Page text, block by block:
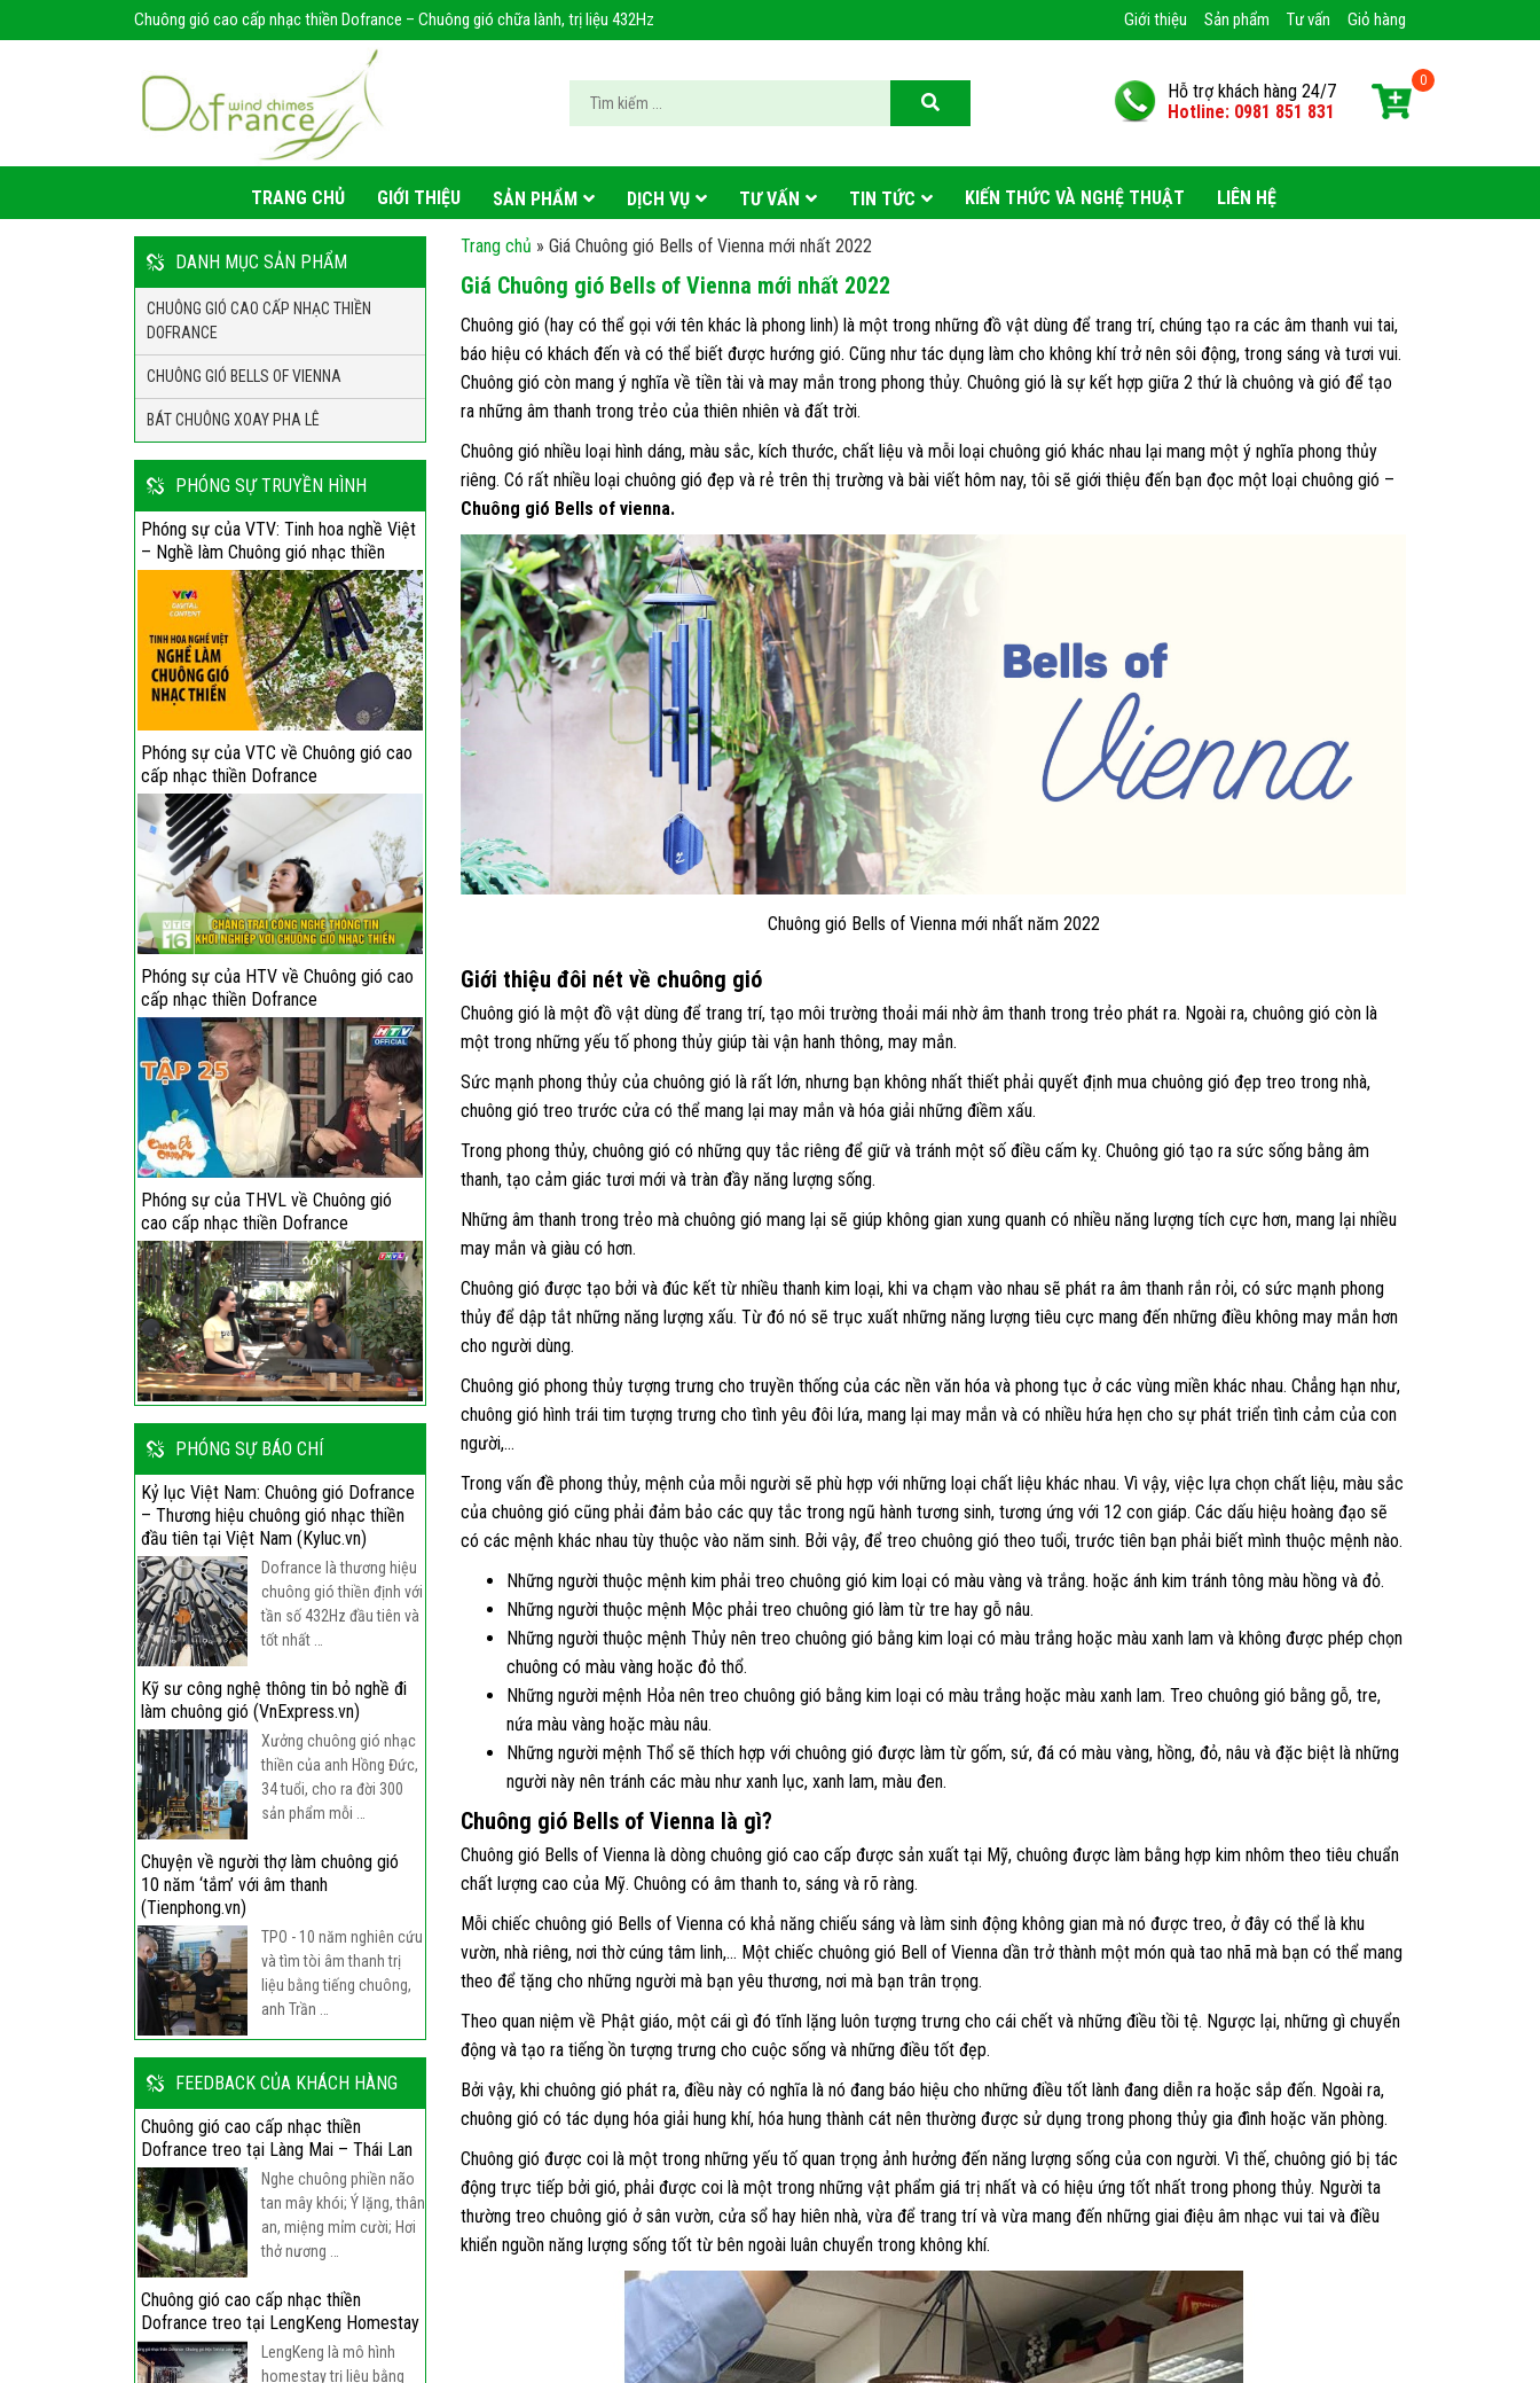
Chuông gió cao cấp nhạc thiền Dofrance – Chuông gió chữa lành, trị liệu 432Hz Giỏ hàng
Tư vấn
Sản phẩm
Giới thiệu
Hỗ trợ khách hàng 24/7
Hotline: 0981 851 831
TRANG CHỦ GIỚI THIỆU SẢN PHẨM DỊCH VỤ TƯ VẤN TIN TỨC KIẾN THỨC VÀ NGHỆ THUẬT LIÊN HỆ
DANH MỤC SẢN PHẨM
CHUÔNG GIÓ CAO CẤP NHẠC THIỀN
DOFRANCE
CHUÔNG GIÓ BELLS OF VIENNA
BÁT CHUÔNG XOAY PHA LÊ
PHÓNG SỰ TRUYỀN HÌNH
Phóng sự của VTV: Tinh hoa nghề Việt
– Nghề làm Chuông gió nhạc thiền
Phóng sự của VTC về Chuông gió cao
cấp nhạc thiền Dofrance
Phóng sự của HTV về Chuông gió cao
cấp nhạc thiền Dofrance
Phóng sự của THVL về Chuông gió
cao cấp nhạc thiền Dofrance
PHÓNG SỰ BÁO CHÍ
Kỷ lục Việt Nam: Chuông gió Dofrance
– Thương hiệu chuông gió nhạc thiền
đầu tiên tại Việt Nam (Kyluc.vn)
Dofrance là thương hiệu
chuông gió thiền định với
tần số 432Hz đầu tiên và
tốt nhất …
Kỹ sư công nghệ thông tin bỏ nghề đi
làm chuông gió (VnExpress.vn)
Xưởng chuông gió nhạc
thiền của anh Hồng Đức,
34 tuổi, cho ra đời 300
sản phẩm mỗi …
Chuyện về người thợ làm chuông gió
10 năm ‘tắm’ với âm thanh
(Tienphong.vn)
TPO - 10 năm nghiên cứu
và tìm tòi âm thanh trị
liệu bằng tiếng chuông,
anh Trần …
FEEDBACK CỦA KHÁCH HÀNG
Chuông gió cao cấp nhạc thiền
Dofrance treo tại Làng Mai – Thái Lan
Nghe chuông phiền não
tan mây khói; Ý lặng, thân
an, miệng mỉm cười; Hơi
thở nương …
Chuông gió cao cấp nhạc thiền
Dofrance treo tại LengKeng Homestay
LengKeng là mô hình
homestay trị liệu bằng
Trang chủ » Giá Chuông gió Bells of Vienna mới nhất 2022
Giá Chuông gió Bells of Vienna mới nhất 2022
Chuông gió (hay có thể gọi với tên khác là phong linh) là một trong những đồ vật dùng để trang trí, chúng tạo ra các âm thanh vui tai,
báo hiệu có khách đến và có thể biết được hướng gió. Cũng như tác dụng làm cho không khí trở nên sôi động, trong sáng và tươi vui.
Chuông gió còn mang ý nghĩa về tiền tài và may mắn trong phong thủy. Chuông gió là sự kết hợp giữa 2 thứ là chuông và gió để tạo
ra những âm thanh trong trẻo của thiên nhiên và đất trời.
Chuông gió nhiều loại hình dáng, màu sắc, kích thước, chất liệu và mỗi loại chuông gió khác nhau lại mang một ý nghĩa phong thủy
riêng. Có rất nhiều loại chuông gió đẹp và rẻ trên thị trường và bài viết hôm nay, tôi sẽ giới thiệu đến bạn đọc một loại chuông gió –
Chuông gió Bells of vienna.
Chuông gió Bells of Vienna mới nhất năm 2022
Giới thiệu đôi nét về chuông gió
Chuông gió là một đồ vật dùng để trang trí, tạo môi trường thoải mái nhờ âm thanh trong trẻo phát ra. Ngoài ra, chuông gió còn là
một trong những yếu tố phong thủy giúp tài vận hanh thông, may mắn.
Sức mạnh phong thủy của chuông gió là rất lớn, nhưng bạn không nhất thiết phải quyết định mua chuông gió đẹp treo trong nhà,
chuông gió treo trước cửa có thể mang lại may mắn và hóa giải những điềm xấu.
Trong phong thủy, chuông gió có những quy tắc riêng để giữ và tránh một số điều cấm kỵ. Chuông gió tạo ra sức sống bằng âm
thanh, tạo cảm giác tươi mới và tràn đầy năng lượng sống.
Những âm thanh trong trẻo mà chuông gió mang lại sẽ giúp không gian xung quanh có nhiều năng lượng tích cực hơn, mang lại nhiều
may mắn và giàu có hơn.
Chuông gió được tạo bởi và đúc kết từ nhiều thanh kim loại, khi va chạm vào nhau sẽ phát ra âm thanh rắn rỏi, có sức mạnh phong
thủy để dập tắt những năng lượng xấu. Từ đó nó sẽ trục xuất những năng lượng tiêu cực mang đến những điều không may mắn hơn
cho người dùng.
Chuông gió phong thủy tượng trưng cho truyền thống của các nền văn hóa và phong tục ở các vùng miền khác nhau. Chẳng hạn như,
chuông gió hình trái tim tượng trưng cho tình yêu đôi lứa, mang lại may mắn và có nhiều hứa hẹn cho sự phát triển tình cảm của con
người,…
Trong vấn đề phong thủy, mệnh của mỗi người sẽ phù hợp với những loại chất liệu khác nhau. Vì vậy, việc lựa chọn chất liệu, màu sắc
của chuông gió cũng phải đảm bảo các quy tắc trong ngũ hành tương sinh, tương ứng với 12 con giáp. Các dấu hiệu hoàng đạo sẽ
có các mệnh khác nhau tùy thuộc vào năm sinh. Bởi vậy, để treo chuông gió theo tuổi, trước tiên bạn phải biết mình thuộc mệnh nào.
Những người thuộc mệnh kim phải treo chuông gió kim loại có màu vàng và trắng. hoặc ánh kim tránh tông màu hồng và đỏ.
Những người thuộc mệnh Mộc phải treo chuông gió làm từ tre hay gỗ nâu.
Những người thuộc mệnh Thủy nên treo chuông gió bằng kim loại có màu trắng hoặc màu xanh lam và không được phép chọn
chuông có màu vàng hoặc đỏ thổ.
Những người mệnh Hỏa nên treo chuông gió bằng kim loại có màu trắng hoặc màu xanh lam. Treo chuông gió bằng gỗ, tre,
nứa màu vàng hoặc màu nâu.
Những người mệnh Thổ sẽ thích hợp với chuông gió được làm từ gốm, sứ, đá có màu vàng, hồng, đỏ, nâu và đặc biệt là những
người này nên tránh các màu như xanh lục, xanh lam, màu đen.
Chuông gió Bells of Vienna là gì?
Chuông gió Bells of Vienna là dòng chuông gió cao cấp được sản xuất tại Mỹ, chuông được làm bằng hợp kim nhôm theo tiêu chuẩn
chất lượng cao của Mỹ. Chuông có âm thanh to, sáng và rõ ràng.
Mỗi chiếc chuông gió Bells of Vienna có khả năng chiếu sáng và làm sinh động không gian mà nó được treo, ở đây có thể là khu
vườn, nhà riêng, nơi thờ cúng tâm linh,… Một chiếc chuông gió Bell of Vienna dần trở thành một món quà tao nhã mà bạn có thể mang
theo để tặng cho những người mà bạn yêu thương, nơi mà bạn trân trọng.
Theo quan niệm về Phật giáo, một cái gì đó tĩnh lặng luôn tượng trưng cho cái chết và những điều tồi tệ. Ngược lại, những gì chuyển
động và tạo ra tiếng ồn tượng trưng cho cuộc sống và những điều tốt đẹp.
Bởi vậy, khi chuông gió phát ra, điều này có nghĩa là nó đang báo hiệu cho những điều tốt lành đang diễn ra hoặc sắp đến. Ngoài ra,
chuông gió có tác dụng hóa giải hung khí, hóa hung thành cát nên thường được sử dụng trong phong thủy gia đình hoặc văn phòng.
Chuông gió được coi là một trong những yếu tố quan trọng ảnh hưởng đến năng lượng sống của con người. Vì thế, chuông gió bị tác
động trực tiếp bởi gió, phải được coi là một trong những vật phẩm giá trị nhất và có hiệu ứng tốt nhất trong phong thủy. Người ta
thường treo chuông gió ở sân vườn, cửa sổ hay hiên nhà, vừa để trang trí và vừa mang đến những giai điệu âm nhạc vui tai và điều
khiển nguồn năng lượng sống tốt từ bên ngoài luân chuyển trong không khí.